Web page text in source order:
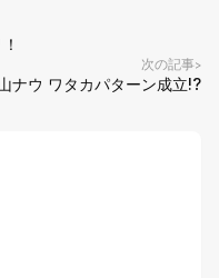
次の記事>
ナウ ワタカパターン成立!?